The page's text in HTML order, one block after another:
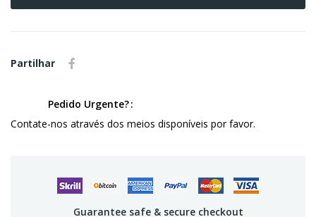
Partilhar
Pedido Urgente?
Contate-nos através dos meios disponíveis por favor.
Guarantee safe & secure checkout